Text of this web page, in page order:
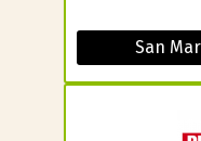
San